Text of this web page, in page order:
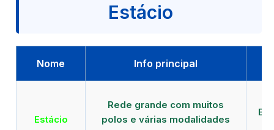
Estácio
Nome Info principal
Estácio
Rede grande com muitos
polos e várias modalidades